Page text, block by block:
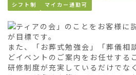
シフト制
マイカー通勤可
「ティアの会」のことをお客様に
が目標です。
また、「お葬式勉強会」「葬儀相
どイベントのご案内をお任せする
研修制度が充実しているだけでな